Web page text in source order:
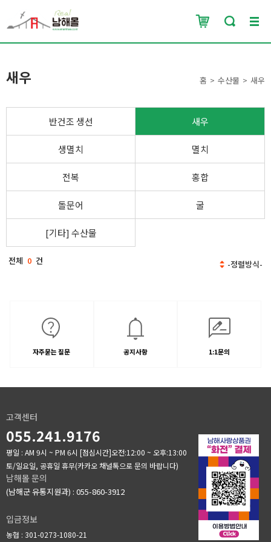
새우 홈 수산물 새우
반건조 생선 새우
생멸치 멸치
전복 홍합
돌문어 굴
[기타] 수산물
전체 0 건
자주묻는 질문 공지사항 1:1문의
고객센터
055.241.9176
평일 : AM 9시 ~ PM 6시 [점심시간]오전:12:00 ~ 오후:13:00
토/일요일, 공휴일 휴무(카카오 채널톡으로 문의 바랍니다)
남해몰 문의
(남해군 유통지원과) : 055-860-3912
입금정보
농협 : 301-0273-1080-21